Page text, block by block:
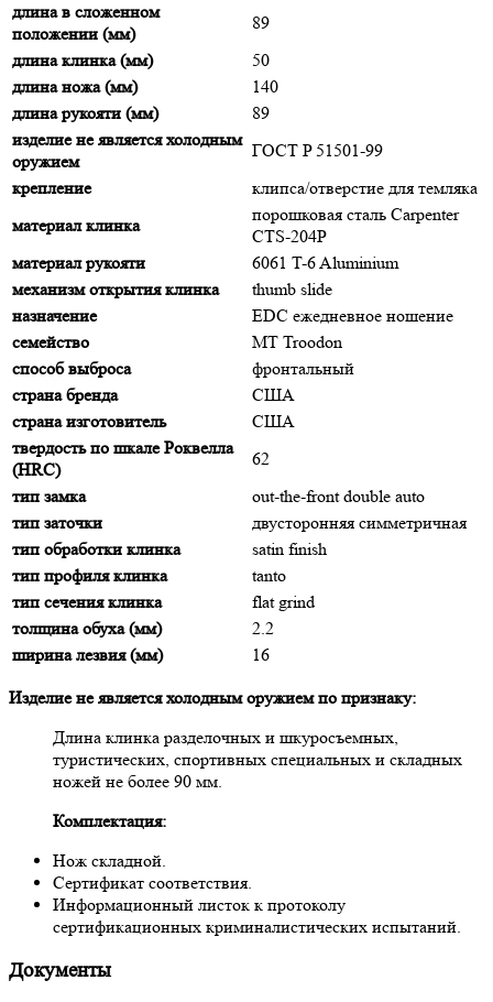
длина в сложенном
положении (мм)
89
длина клинка (мм)
50
длина ножа (мм)
140
длина рукояти (мм)
89
изделие не является холодным
оружием
ГОСТ P 51501-99
крепление
клипса/отверстие для темляка
материал клинка
порошковая сталь Carpenter
CTS-204P
материал рукояти
6061 T-6 Aluminium
механизм открытия клинка
thumb slide
назначение
EDC ежедневное ношение
семейство
MT Troodon
способ выброса
фронтальный
страна бренда
США
страна изготовитель
США
твердость по шкале Роквелла
(HRC)
62
тип замка
out-the-front double auto
тип заточки
двусторонняя симметричная
тип обработки клинка
satin finish
тип профиля клинка
tanto
тип сечения клинка
flat grind
толщина обуха (мм)
2.2
ширина лезвия (мм)
16
Изделие не является холодным оружием по признаку:
Длина клинка разделочных и шкуросъемных,
туристических, спортивных специальных и складных
ножей не более 90 мм.
Комплектация:
Нож складной.
Сертификат соответствия.
Информационный листок к протоколу
сертификационных криминалистических испытаний.
Документы